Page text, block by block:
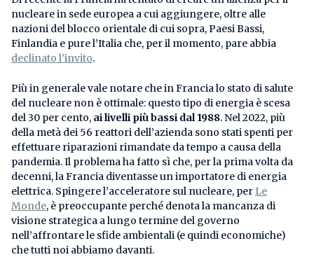
nucleare in sede europea a cui aggiungere, oltre alle
nazioni del blocco orientale di cui sopra, Paesi Bassi,
Finlandia e pure l’Italia che, per il momento, pare abbia
declinato l’invito.
Più in generale vale notare che in Francia lo stato di salute
del nucleare non è ottimale: questo tipo di energia è scesa
del 30 per cento, ai livelli più bassi dal 1988. Nel 2022, più
della metà dei 56 reattori dell’azienda sono stati spenti per
effettuare riparazioni rimandate da tempo a causa della
pandemia. Il problema ha fatto sì che, per la prima volta da
decenni, la Francia diventasse un importatore di energia
elettrica. Spingere l’acceleratore sul nucleare, per Le
Monde, è preoccupante perché denota la mancanza di
visione strategica a lungo termine del governo
nell’affrontare le sfide ambientali (e quindi economiche)
che tutti noi abbiamo davanti.